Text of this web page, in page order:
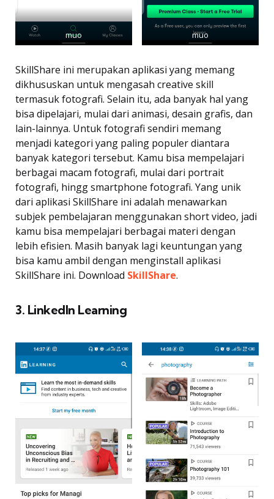
muo muo
SkillShare ini merupakan aplikasi yang memang
dikhususkan untuk mengasah creative skill
termasuk fotografi. Selain itu, ada banyak hal yang
bisa dipelajari, mulai dari animasi, desain grafis, dan
lain-lainnya. Untuk fotografi sendiri memang
menjadi kategori yang paling populer diantara
banyak kategori tersebut. Kamu bisa mempelajari
berbagai macam fotografi, mulai dari portrait
fotografi, hingg smartphone fotografi. Yang unik
dari aplikasi SkillShare ini adalah menawarkan
subjek pembelajaran menggunakan short video, jadi
kamu bisa mempelajari berbagai materi dengan
lebih efisien. Masih banyak lagi keuntungan yang
bisa kamu ambil dengan menginstall aplikasi
SkillShare ini. Download SkillShare.
3. Linkedln Learning